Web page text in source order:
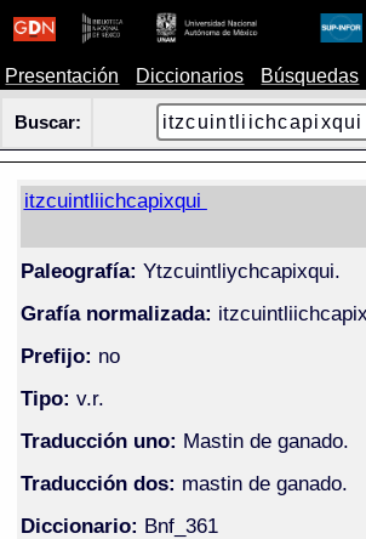
Presentación Diccionarios Búsquedas
Buscar:
itzcuintliichcapixqui
Paleografía: Ytzcuintliychcapixqui.
Grafía normalizada:
Prefijo: no
Tipo: v.r.
Traducción uno: Mastin de ganado.
Traducción dos: mastin de ganado.
Diccionario: Bnf_361